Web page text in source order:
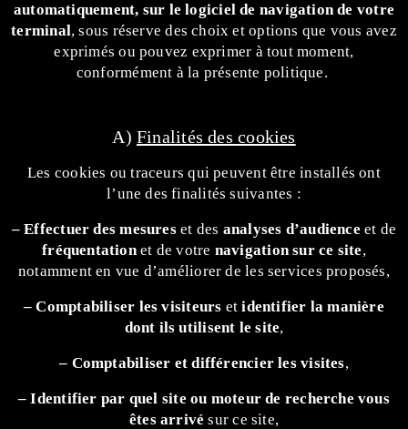
automatiquement, sur le logiciel de navigation de votre
terminal, sous réserve des choix et options que vous avez
exprimés ou pouvez exprimer à tout moment,
conformément à la présente politique.
A)Finalités des cookies
Les cookies ou traceurs qui peuvent être installés ont
l’une des finalités suivantes :
– Effectuer des mesureset des analyses d’audience et de
fréquentationet de votre navigation sur ce site,
notamment en vue d’améliorer de les services proposés,
– Comptabiliser les visiteurs etidentifier la manière
dont ils utilisent le site,
– Comptabiliser et différencier les visites,
– Identifier par quel site ou moteur de recherche vous
êtes arrivé sur ce site,